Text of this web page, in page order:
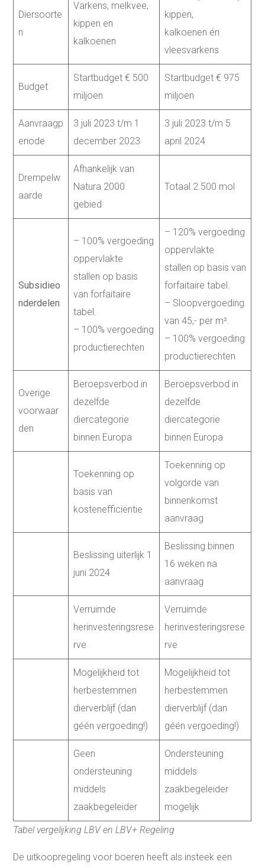
Diersoorte
n
Varkens, melkvee,
kippen en
kalkoenen
kippen,
kalkoenen én
vleesvarkens
Budget
Startbudget € 500
miljoen
Startbudget € 975
miljoen
Aanvraagp
eriode
3 juli 2023 t/m 1
december 2023
3 juli 2023 t/m 5
april 2024
Drempelw
aarde
Afhankelijk van
Natura 2000
gebied
Totaal 2.500 mol
Subsidieo
nderdelen
– 100% vergoeding
oppervlakte
stallen op basis
van forfaitaire
tabel.
– 100% vergoeding
productierechten
– 120% vergoeding
oppervlakte
stallen op basis van
forfaitaire tabel.
– Sloopvergoeding
van 45,- per m².
– 100% vergoeding
productierechten
Overige
voorwaar
den
Beroepsverbod in
dezelfde
diercategorie
binnen Europa
Beroepsverbod in
dezelfde
diercategorie
binnen Europa
Toekenning op
basis van
kostenefficiëntie
Toekenning op
volgorde van
binnenkomst
aanvraag
Beslissing uiterlijk 1
juni 2024
Beslissing binnen
16 weken na
aanvraag
Verruimde
herinvesteringsrese
rve
Verruimde
herinvesteringsrese
rve
Mogelijkheid tot
herbestemmen
dierverblijf (dan
géén vergoeding!)
Mogelijkheid tot
herbestemmen
dierverblijf (dan
géén vergoeding!)
Geen
ondersteuning
middels
zaakbegeleider
Ondersteuning
middels
zaakbegeleider
mogelijk
Tabel vergelijking LBV en LBV+ Regeling
De uitkoopregeling voor boeren heeft als insteek een